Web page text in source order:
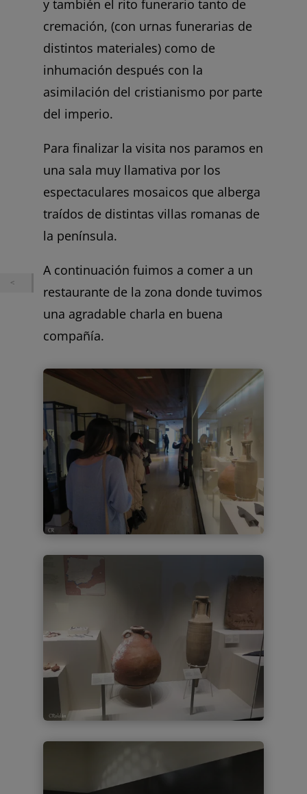
y también el rito funerario tanto de
cremación, (con urnas funerarias de
distintos materiales) como de
inhumación después con la
asimilación del cristianismo por parte
del imperio.
Para finalizar la visita nos paramos en
una sala muy llamativa por los
espectaculares mosaicos que alberga
traídos de distintas villas romanas de
la península.
A continuación fuimos a comer a un
restaurante de la zona donde tuvimos
una agradable charla en buena
compañía.